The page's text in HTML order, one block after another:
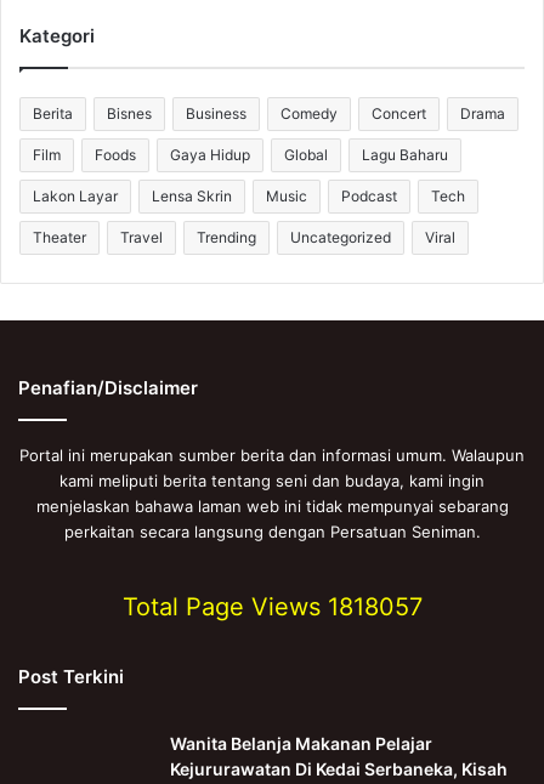
Kategori
Berita Bisnes Business Comedy Concert Drama
Film Foods Gaya Hidup Global Lagu Baharu
Lakon Layar Lensa Skrin Music Podcast Tech
Theater Travel Trending Uncategorized Viral
Penafian/Disclaimer
Portal ini merupakan sumber berita dan informasi umum. Walaupun
kami meliputi berita tentang seni dan budaya, kami ingin
menjelaskan bahawa laman web ini tidak mempunyai sebarang
perkaitan secara langsung dengan Persatuan Seniman.
Total Page Views 1818057
Post Terkini
Wanita Belanja Makanan Pelajar
Kejururawatan Di Kedai Serbaneka, Kisah